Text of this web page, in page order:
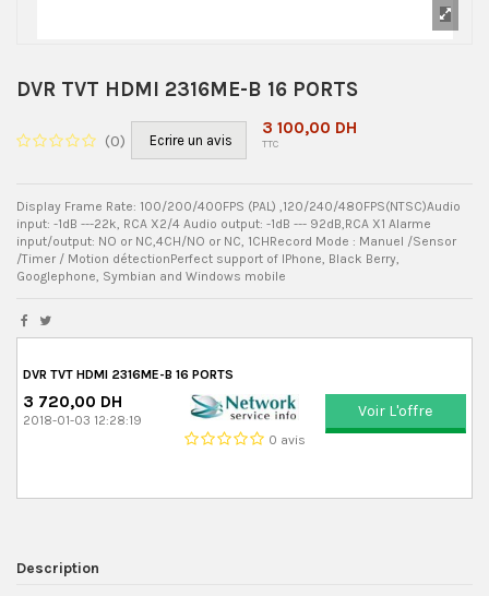
DVR TVT HDMI 2316ME-B 16 PORTS
(0) Ecrire un avis
3 100,00 DH
TTC
Display Frame Rate: 100/200/400FPS (PAL) ,120/240/480FPS(NTSC)Audio
input: -1dB ---22k, RCA X2/4 Audio output: -1dB --- 92dB,RCA X1 Alarme
input/output: NO or NC,4CH/NO or NC, 1CHRecord Mode : Manuel /Sensor
/Timer / Motion détectionPerfect support of IPhone, Black Berry,
Googlephone, Symbian and Windows mobile
DVR TVT HDMI 2316ME-B 16 PORTS
3 720,00 DH
2018-01-03 12:28:19
0 avis
Voir L'offre
Description